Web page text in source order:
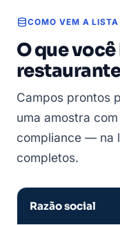
COMO VEM A LISTA
O que
Campos prontos
uma amostra
compliance — na
completos.
Razão social